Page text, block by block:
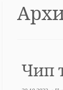
Чип